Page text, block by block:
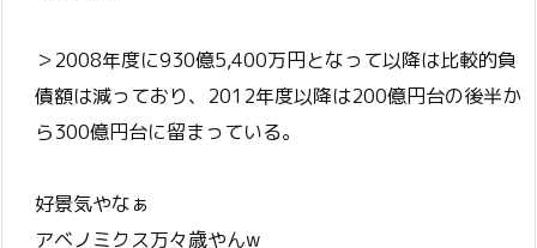
＞2008年度に930億5,400万円となって以降は比較的負
債額は減っており、2012年度以降は200億円台の後半か
ら300億円台に留まっている。
好景気やなぁ
アベノミクス万々歳やんw